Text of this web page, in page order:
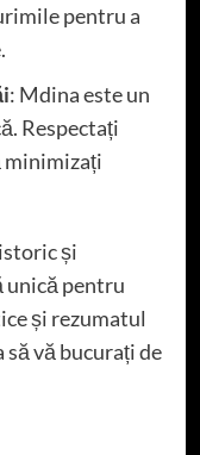
pentru a
: Mdina este un
Respectați
minimizați
și
unică pentru
și rezumatul
vă bucurați de